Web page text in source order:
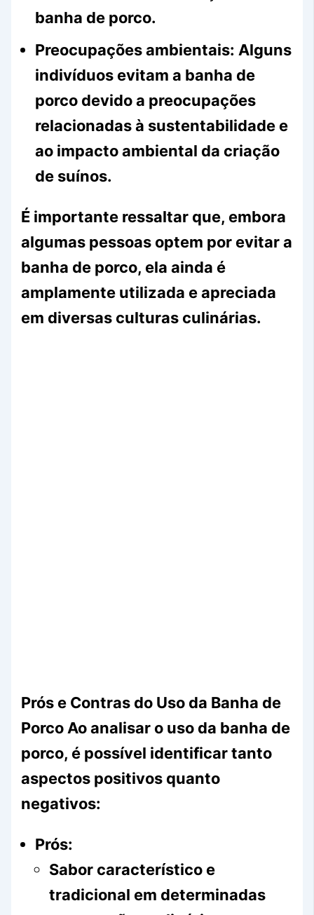
banha de porco.
Preocupações ambientais: Alguns
indivíduos evitam a banha de
porco devido a preocupações
relacionadas à sustentabilidade e
ao impacto ambiental da criação
de suínos.
É importante ressaltar que, embora
algumas pessoas optem por evitar a
banha de porco, ela ainda é
amplamente utilizada e apreciada
em diversas culturas culinárias.
Prós e Contras do Uso da Banha de
Porco Ao analisar o uso da banha de
porco, é possível identificar tanto
aspectos positivos quanto
negativos:
Prós:
Sabor característico e
tradicional em determinadas